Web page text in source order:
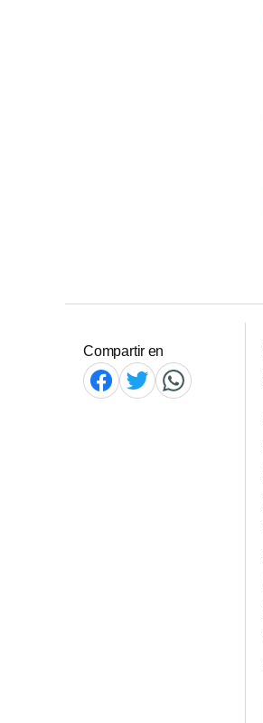
Compartir en